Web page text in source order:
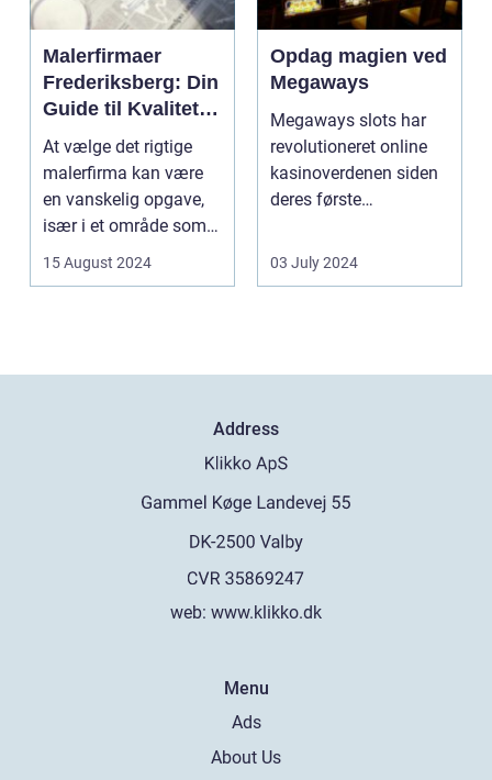
Malerfirmaer
Frederiksberg: Din
Guide til Kvalitet
og Service
At vælge det rigtige
malerfirma kan være
en vanskelig opgave,
især i et område som
Frederiksberg, hv...
15 August 2024
Opdag magien ved
Megaways
Megaways slots har
revolutioneret online
kasinoverdenen siden
deres første
spillea...
03 July 2024
Address
web: www.klikko.dk
Menu
Ads
About Us